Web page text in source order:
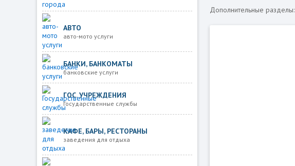
АВТО
авто-мото услуги
БАНКИ, БАНКОМАТЫ
банковские услуги
ГОС. УЧРЕЖДЕНИЯ
Государственные службы
КАФЕ, БАРЫ, РЕСТОРАНЫ
заведения для отдыха
Дополнительные разделы: